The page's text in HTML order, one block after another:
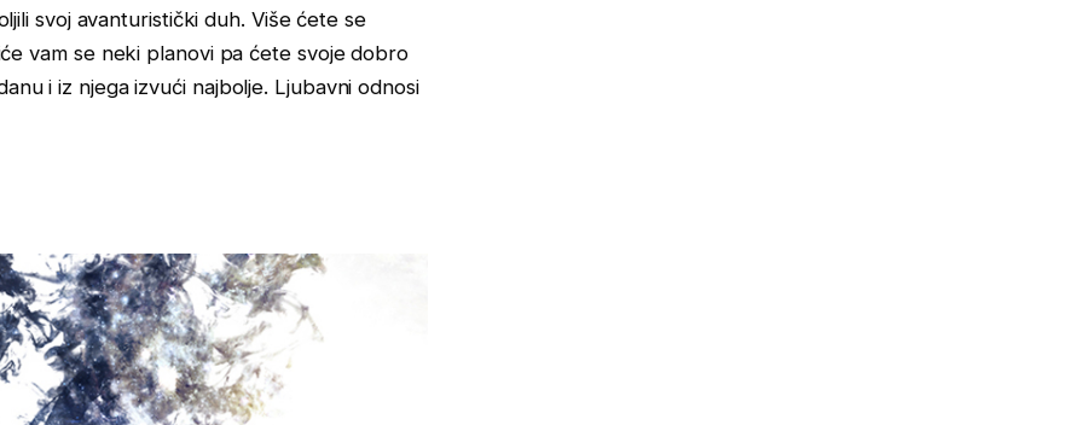
svoj avanturistički duh. Više ćete se
vam se neki planovi pa ćete svoje dobro
i iz njega izvući najbolje. Ljubavni odnosi